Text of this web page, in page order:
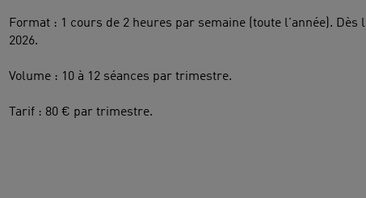
Format : 1 cours de 2 heures par semaine (toute l'année). Dès
2026.
Volume : 10 à 12 séances par trimestre.
Tarif : 80 € par trimestre.